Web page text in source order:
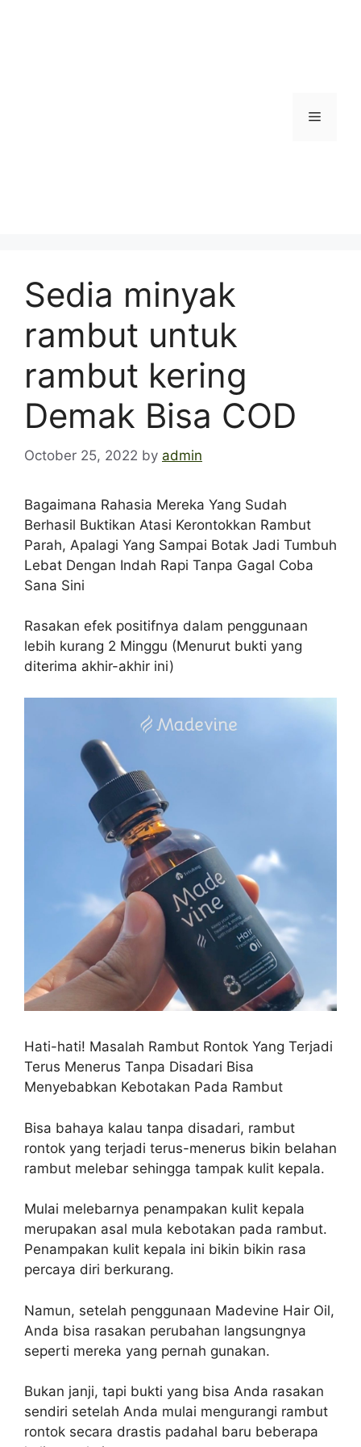
Menu
Sedia minyak
rambut untuk
rambut kering
Demak Bisa COD
October 25, 2022 by admin
Bagaimana Rahasia Mereka Yang Sudah
Berhasil Buktikan Atasi Kerontokkan Rambut
Parah, Apalagi Yang Sampai Botak Jadi Tumbuh
Lebat Dengan Indah Rapi Tanpa Gagal Coba
Sana Sini
Rasakan efek positifnya dalam penggunaan
lebih kurang 2 Minggu (Menurut bukti yang
diterima akhir-akhir ini)
Hati-hati! Masalah Rambut Rontok Yang Terjadi
Terus Menerus Tanpa Disadari Bisa
Menyebabkan Kebotakan Pada Rambut
Bisa bahaya kalau tanpa disadari, rambut
rontok yang terjadi terus-menerus bikin belahan
rambut melebar sehingga tampak kulit kepala.
Mulai melebarnya penampakan kulit kepala
merupakan asal mula kebotakan pada rambut.
Penampakan kulit kepala ini bikin bikin rasa
percaya diri berkurang.
Namun, setelah penggunaan Madevine Hair Oil,
Anda bisa rasakan perubahan langsungnya
seperti mereka yang pernah gunakan.
Bukan janji, tapi bukti yang bisa Anda rasakan
sendiri setelah Anda mulai mengurangi rambut
rontok secara drastis padahal baru beberapa